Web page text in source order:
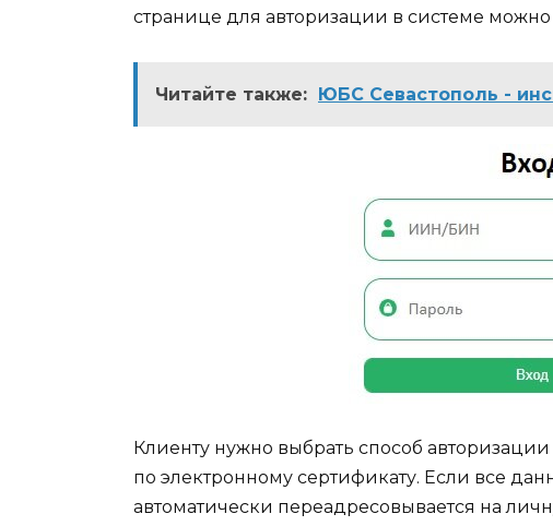
странице для авторизации в системе
Читайте также: ЮБС Севастополь -
Клиенту нужно выбрать способ
по электронному сертификату. Если все
автоматически переадресовывается на